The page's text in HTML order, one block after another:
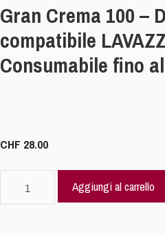
Gran Crema 100 –
compatibile
Consumabile fino
CHF 28.00
Crema
Aggiungi al carrello